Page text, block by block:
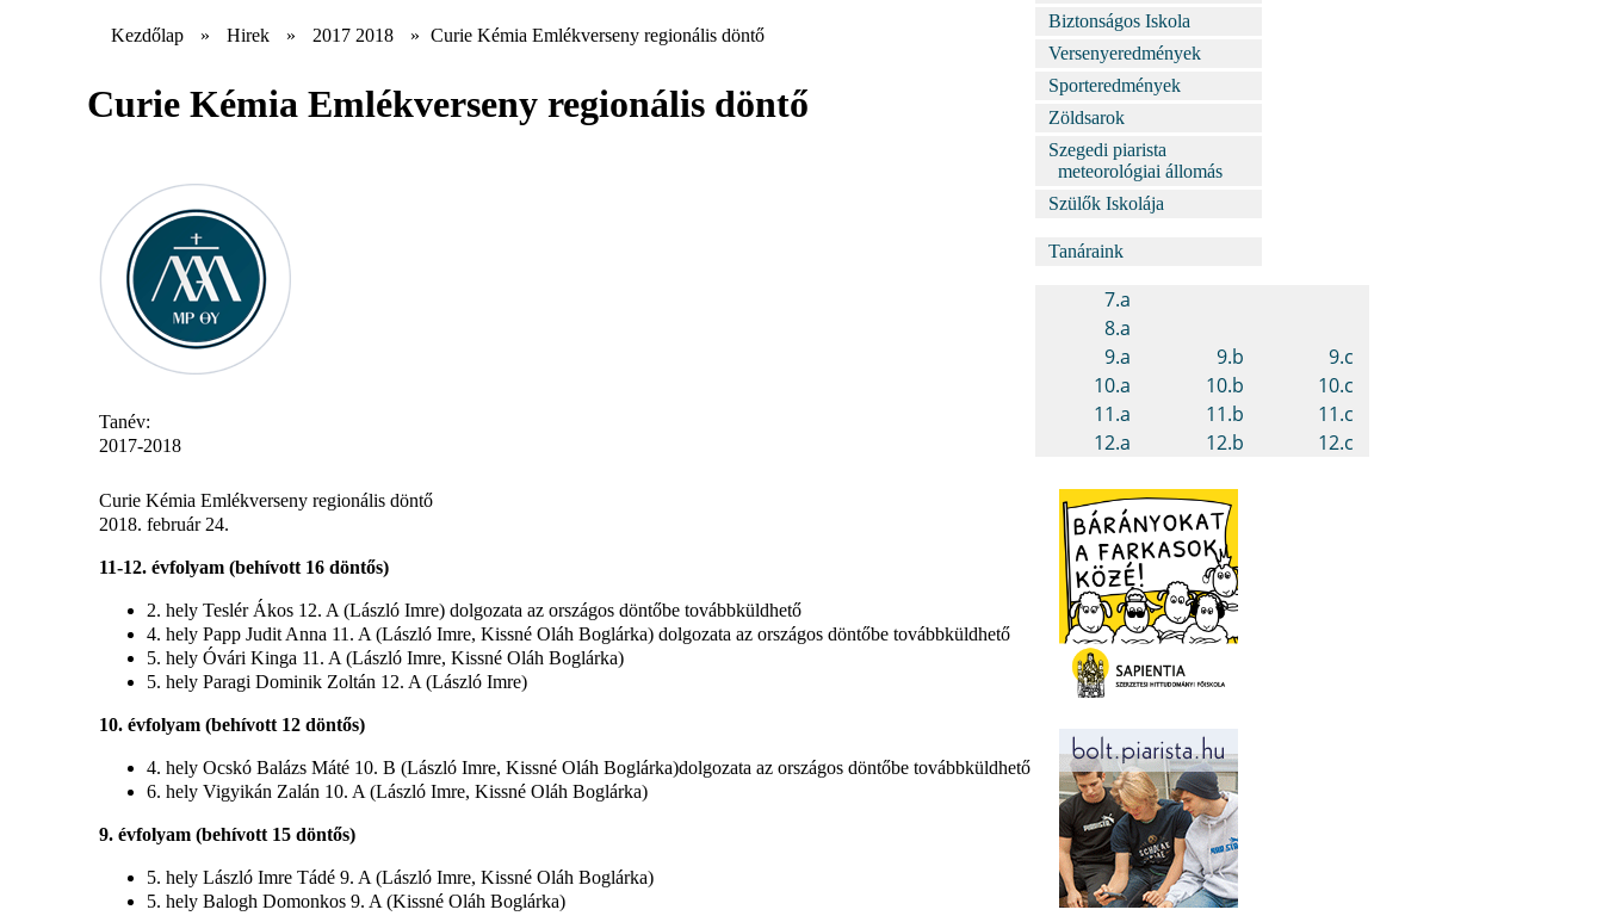
Kezdőlap » Hirek » 2017 2018 » Curie Kémia Emlékverseny regionális döntő
Curie Kémia Emlékverseny regionális döntő
Tanév:
2017-2018
Curie Kémia Emlékverseny regionális döntő
2018. február 24.
11-12. évfolyam (behívott 16 döntős)
2. hely Teslér Ákos 12. A (László Imre) dolgozata az országos döntőbe továbbküldhető
4. hely Papp Judit Anna 11. A (László Imre, Kissné Oláh Boglárka) dolgozata az országos döntőbe továbbküldhető
5. hely Óvári Kinga 11. A (László Imre, Kissné Oláh Boglárka)
5. hely Paragi Dominik Zoltán 12. A (László Imre)
10. évfolyam (behívott 12 döntős)
4. hely Ocskó Balázs Máté 10. B (László Imre, Kissné Oláh Boglárka)dolgozata az országos döntőbe továbbküldhető
6. hely Vigyikán Zalán 10. A (László Imre, Kissné Oláh Boglárka)
9. évfolyam (behívott 15 döntős)
5. hely László Imre Tádé 9. A (László Imre, Kissné Oláh Boglárka)
5. hely Balogh Domonkos 9. A (Kissné Oláh Boglárka)
Biztonságos Iskola
Versenyeredmények
Sporteredmények
Zöldsarok
Szegedi piarista
meteorológiai állomás
Szülők Iskolája
Tanáraink